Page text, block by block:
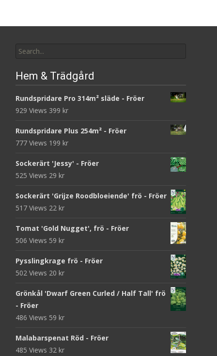
for:
Hem & Trädgård
Rundspridare Pro 314m² släde - Fröer
929 Views 399 kr
Rundspridare Plus 254m² - Fröer
777 Views 199 kr
Sockerärt 'Jessy' - Fröer
525 Views 29 kr
Sockerärt 'Grijze Roodbloeiende' frö - Fröer
517 Views 22 kr
Tomat 'Gold Nugget', frö - Fröer
506 Views 59 kr
Pysslingkrage frö - Fröer
502 Views 20 kr
Grönkål 'Dwarf Green Curled / Half Tall' frö
- Fröer
486 Views 59 kr
Malabarspenat Röd - Fröer
485 Views 32 kr